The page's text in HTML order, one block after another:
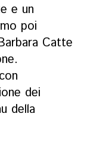
e un
poi
Catte
dei
della